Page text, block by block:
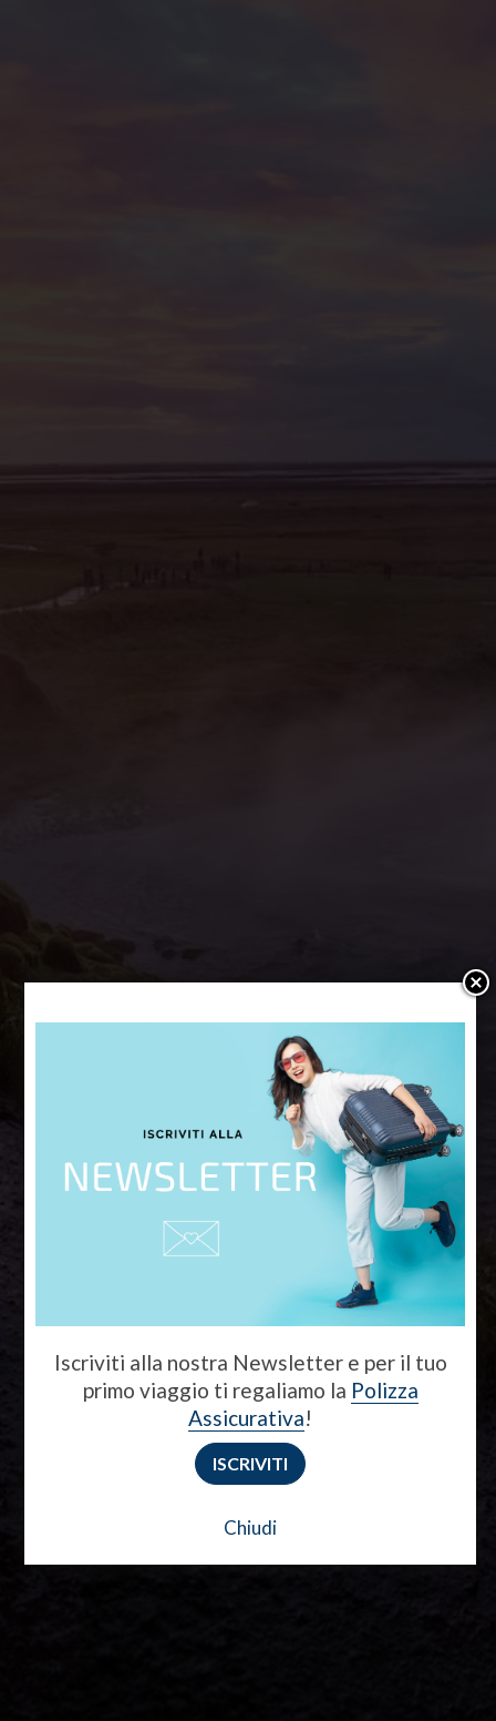
Islanda
Un'esperienza ai confini del
mondo, tra ghiacciai, geyser,
vulcani, avvistamenti di balene e
pulcinelle di mare!
Iscriviti alla nostra Newsletter e per il tuo
primo viaggio ti regaliamo la Polizza
Assicurativa!
ISCRIVITI
Chiudi